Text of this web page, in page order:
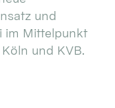
und
im Mittelpunkt
und KVB.